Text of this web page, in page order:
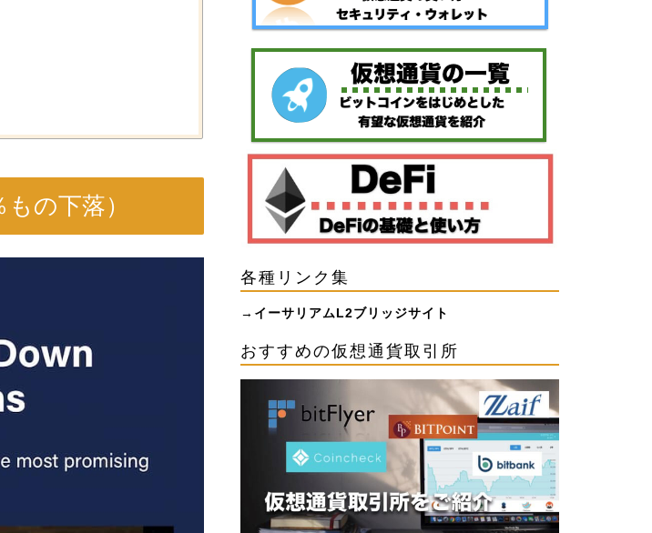
の下落）
各種リンク集
→ イーサリアムL2ブリッジサイト
おすすめの仮想通貨取引所